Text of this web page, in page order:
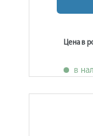
Цена в
в